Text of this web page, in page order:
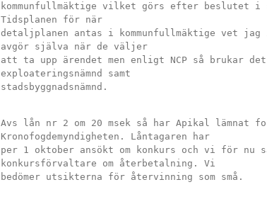
kommunfullmäktige vilket görs efter beslutet i
Tidsplanen för när
detaljplanen antas i kommunfullmäktige vet jag
avgör själva när de väljer
att ta upp ärendet men enligt NCP så brukar
exploateringsnämnd samt
stadsbyggnadsnämnd.
Avs lån nr 2 om 20 msek så har Apikal lämnat
Kronofogdemyndigheten. Låntagaren har
per 1 oktober ansökt om konkurs och vi för nu
konkursförvaltare om återbetalning. Vi
bedömer utsikterna för återvinning som små.